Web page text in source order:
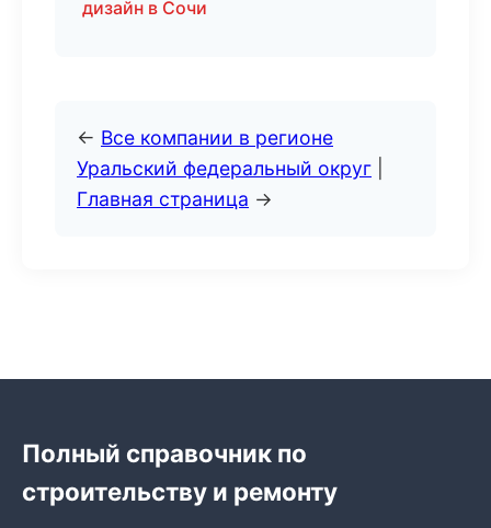
дизайн в Сочи
← Все компании в регионе
Уральский федеральный округ
Главная страница →
Полный справочник по
строительству и ремонту